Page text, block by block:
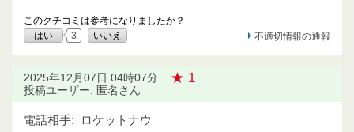
このクチコミは参考になりましたか？
はい
3 いいえ 不適切情報の通報
2025年12月07日 04時07分 ★ 1
投稿ユーザー: 匿名さん
電話相手: ロケットナウ